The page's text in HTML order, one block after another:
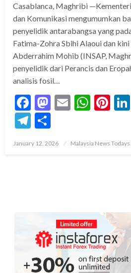
Casablanca, Maghribi
dan Komunikasi mengumumkan
penyelidik antarabangsa yang
Fatima-Zohra Sbihi Alaoui dan
Abderrahim Mohib (INSAP,
penyelidik dari Perancis dan
analisis fosil…
Facebook
Mastodon
Email
Telegram
Posted
January 12, 2026 Malaysia News Todays